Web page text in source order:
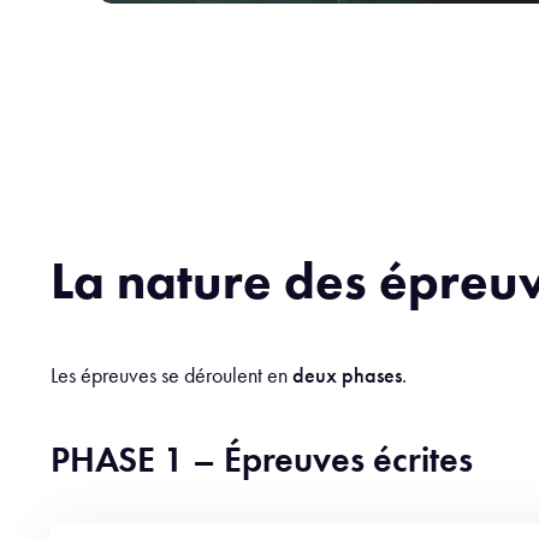
La nature des
Les épreuves se déroulent endeux phases.
PHASE 1 – Épreuves écrites